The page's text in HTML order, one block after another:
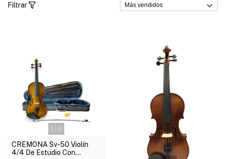
Filtrar
1 / 6
CREMONA Sv-50 Violín
4/4 De Estudio Con